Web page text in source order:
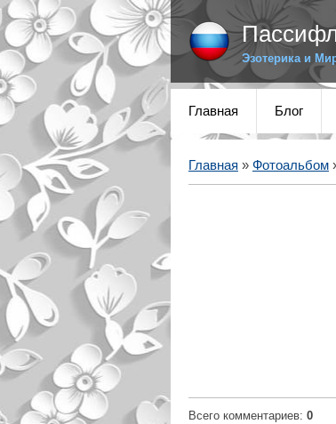
Эзотерика и
Главная Блог
Главная » Фотоальбом
Всего комментариев: 0